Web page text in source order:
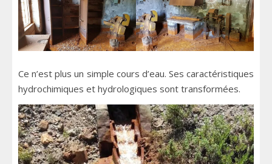
Ce n’est plus un simple cours d’eau. Ses caractéristiques
hydrochimiques et hydrologiques sont transformées.